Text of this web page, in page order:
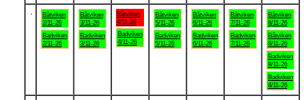
Båtviken
2/11-26
Badviken
2/11-26
Båtviken
3/11-26
Badviken
3/11-26
Båtviken
4/11-26
Badviken
4/11-26
Båtviken
5/11-26
Badviken
5/11-26
Båtviken
6/11-26
Badviken
6/11-26
Båtviken
7/11-26
Badviken
7/11-26
Båtviken
8/11-26
Båtviken
8/11-26
Badviken
8/11-26
Badviken
8/11-26